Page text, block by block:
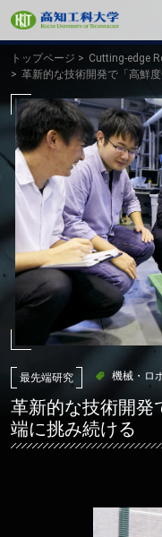
ッ
イ
ン
テ
トップページ Cutting-edge
革新的な技術開発で「高鮮
最先端研究 機械・ロ
革新的な技術開
端に挑み続ける